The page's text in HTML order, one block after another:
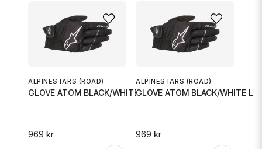
ALPINESTARS (ROAD)
GLOVE ATOM BLACK/WHITE M
969 kr
ALPINESTARS (ROAD)
GLOVE ATOM BLACK/WHITE L
969 kr